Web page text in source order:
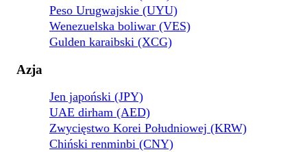
Peso Urugwajskie (UYU)
Wenezuelska boliwar (VES)
Gulden karaibski (XCG)
Azja
Jen japoński (JPY)
UAE dirham (AED)
Zwycięstwo Korei Południowej (KRW)
Chiński renminbi (CNY)